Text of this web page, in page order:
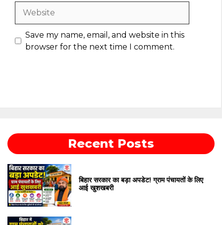
Save my name, email, and website in this
browser for the next time I comment.
Recent Posts
बिहार सरकार का बड़ा अपडेट! ग्राम पंचायतों के लिए
आई खुशखबरी